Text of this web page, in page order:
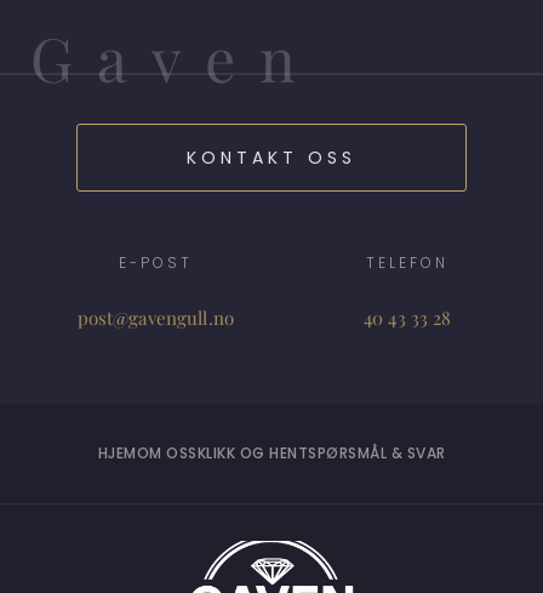
KONTAKT OSS
E-POST
post@gavengull.no
TELEFON
40 43 33 28
Gaven
HJEMOM OSSKLIKK OG HENTSPØRSMÅL & SVAR